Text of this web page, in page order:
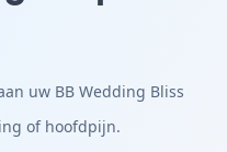
uw BB Wedding Bliss
of hoofdpijn.